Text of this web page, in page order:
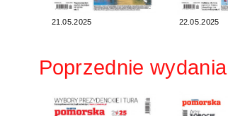
21.05.2025 22.05.2025
Poprzednie wydania